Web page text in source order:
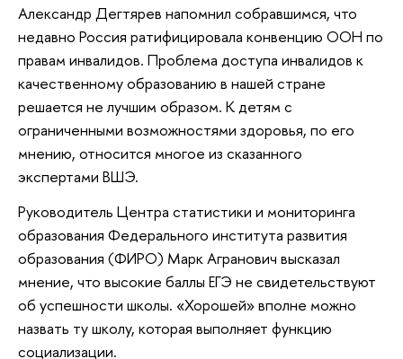
Александр Дегтярев напомнил собравшимся, что
недавно Россия ратифицировала конвенцию ООН по
правам инвалидов. Проблема доступа инвалидов к
качественному образованию в нашей стране
решается не лучшим образом. К детям с
ограниченными возможностями здоровья, по его
мнению, относится многое из сказанного
экспертами ВШЭ.
Руководитель Центра статистики и мониторинга
образования Федерального института развития
образования (ФИРО) Марк Агранович высказал
мнение, что высокие баллы ЕГЭ не свидетельствуют
об успешности школы. «Хорошей» вполне можно
назвать ту школу, которая выполняет функцию
социализации.